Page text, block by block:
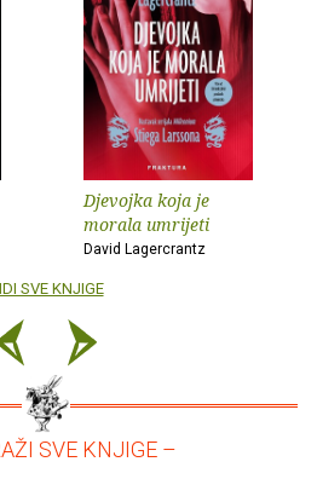
Djevojka koja je
morala umrijeti
David Lagercrantz
SVE KNJIGE
SVE KNJIGE –